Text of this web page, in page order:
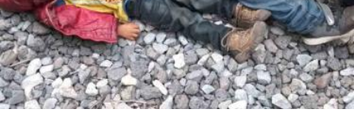
m
p
a
r
t
i
r